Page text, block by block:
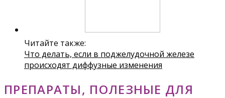
Читайте также:
Что делать, если в поджелудочной железе
происходят диффузные изменения
ПРЕПАРАТЫ, ПОЛЕЗНЫЕ ДЛЯ